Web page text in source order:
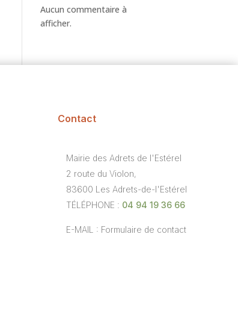
Aucun commentaire à
afficher.
Contact
Mairie des Adrets de l'Estérel
2 route du Violon,
83600 Les Adrets-de-l'Estérel
TÉLÉPHONE : 04 94 19 36 66
E-MAIL : Formulaire de contact